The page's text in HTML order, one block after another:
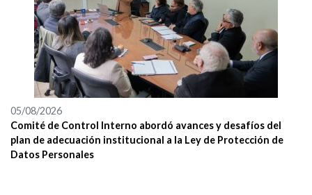
05/08/2026
Comité de Control Interno abordó avances y desafíos del
plan de adecuación institucional a la Ley de Protección de
Datos Personales